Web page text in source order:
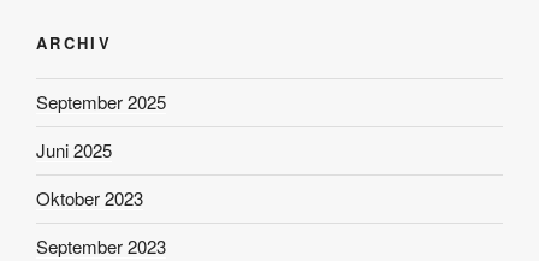
ARCHIV
September 2025
Juni 2025
Oktober 2023
September 2023